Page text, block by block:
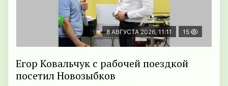
8 АВГУСТА 2026, 11:11 15
Егор Ковальчук с рабочей поездкой
посетил Новозыбков